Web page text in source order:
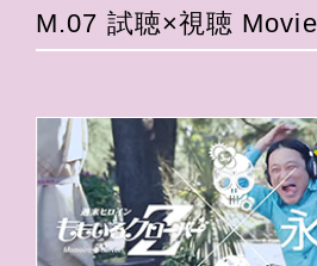
M.07 試聴×視聴 Movie